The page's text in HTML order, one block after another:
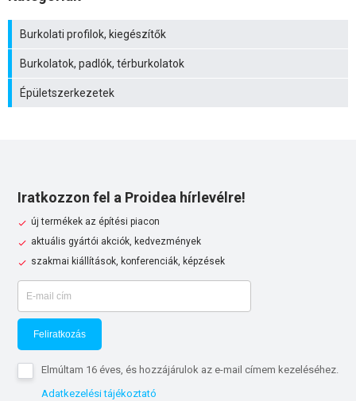
Burkolati profilok, kiegészítők
Burkolatok, padlók, térburkolatok
Épületszerkezetek
Iratkozzon fel a Proidea hírlevélre!
új termékek az építési piacon
aktuális gyártói akciók, kedvezmények
szakmai kiállítások, konferenciák, képzések
Feliratkozás
Elmúltam 16 éves, és hozzájárulok az e-mail címem kezeléséhez.
Adatkezelési tájékoztató